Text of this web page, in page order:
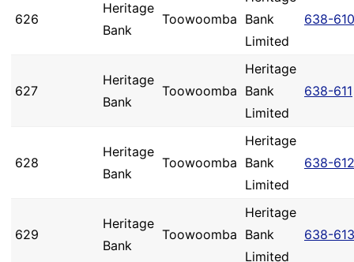
626
Heritage
Bank
Toowoomba Bank
Limited
638-610
627
Heritage
Bank
Toowoomba
Heritage
Bank
Limited
638-611
628
Heritage
Bank
Toowoomba
Heritage
Bank
Limited
638-612
629
Heritage
Bank
Toowoomba
Heritage
Bank
Limited
638-613